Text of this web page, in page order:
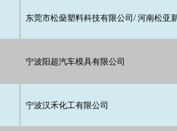
东莞市松燊塑料科技有限公司/ 河南松亚
宁波阳超汽车模具有限公司
宁波汉禾化工有限公司